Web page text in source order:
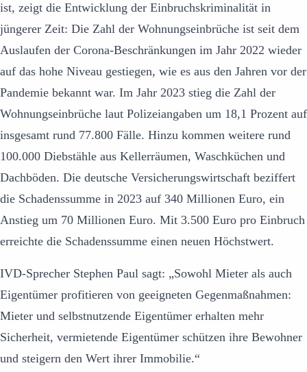
ist, zeigt die Entwicklung der Einbruchskriminalität in
jüngerer Zeit: Die Zahl der Wohnungseinbrüche ist seit dem
Auslaufen der Corona-Beschränkungen im Jahr 2022 wieder
auf das hohe Niveau gestiegen, wie es aus den Jahren vor der
Pandemie bekannt war. Im Jahr 2023 stieg die Zahl der
Wohnungseinbrüche laut Polizeiangaben um 18,1 Prozent auf
insgesamt rund 77.800 Fälle. Hinzu kommen weitere rund
100.000 Diebstähle aus Kellerräumen, Waschküchen und
Dachböden. Die deutsche Versicherungswirtschaft beziffert
die Schadenssumme in 2023 auf 340 Millionen Euro, ein
Anstieg um 70 Millionen Euro. Mit 3.500 Euro pro Einbruch
erreichte die Schadenssumme einen neuen Höchstwert.
IVD-Sprecher Stephen Paul sagt: „Sowohl Mieter als auch
Eigentümer profitieren von geeigneten Gegenmaßnahmen:
Mieter und selbstnutzende Eigentümer erhalten mehr
Sicherheit, vermietende Eigentümer schützen ihre Bewohner
und steigern den Wert ihrer Immobilie.“